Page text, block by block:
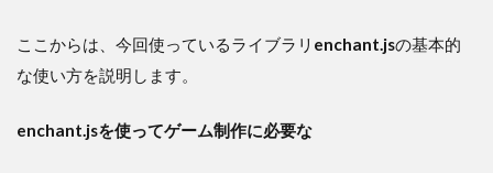
ここからは、今回使っているライブラリ enchant.jsの基本的
な使い方を説明します。
enchant.jsを使ってゲーム制作に必要な